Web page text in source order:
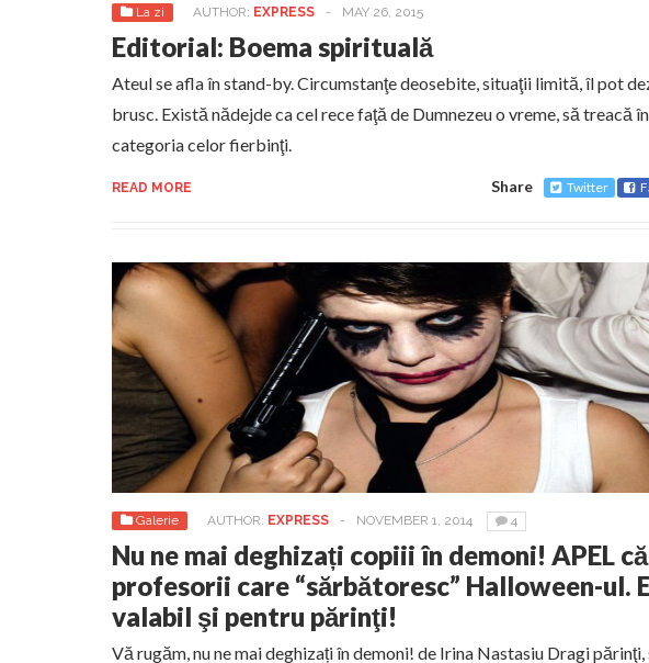
La zi AUTHOR: EXPRESS - MAY 26, 2015
Editorial: Boema spirituală
Ateul se afla în stand-by. Circumstanţe deosebite, situaţii limită, îl pot
brusc. Există nădejde ca cel rece faţă de Dumnezeu o vreme, să treacă în
categoria celor fierbinţi.
READ MORE Share Twitter
Galerie AUTHOR: EXPRESS - NOVEMBER 1, 2014 4
Nu ne mai deghizați copiii în demoni! APEL
profesorii care “sărbătoresc” Halloween-ul.
valabil şi pentru părinţi!
Vă rugăm, nu ne mai deghizați în demoni! de Irina Nastasiu Dragi